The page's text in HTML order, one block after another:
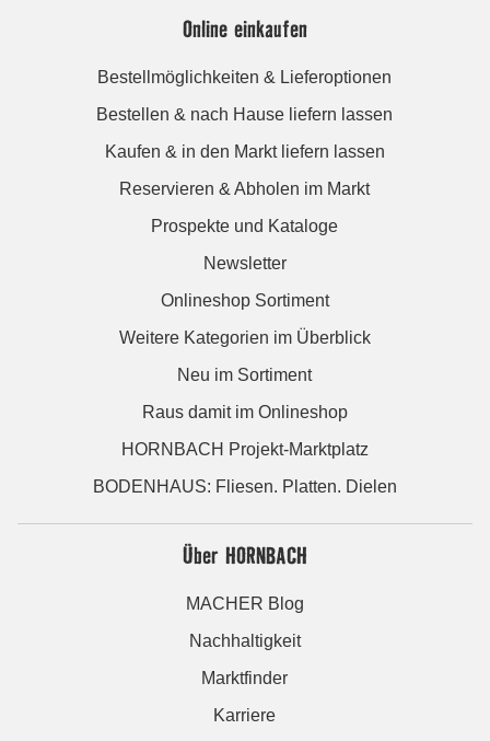
Online einkaufen
Bestellmöglichkeiten & Lieferoptionen
Bestellen & nach Hause liefern lassen
Kaufen & in den Markt liefern lassen
Reservieren & Abholen im Markt
Prospekte und Kataloge
Newsletter
Onlineshop Sortiment
Weitere Kategorien im Überblick
Neu im Sortiment
Raus damit im Onlineshop
HORNBACH Projekt-Marktplatz
BODENHAUS: Fliesen. Platten. Dielen
Über HORNBACH
MACHER Blog
Nachhaltigkeit
Marktfinder
Karriere